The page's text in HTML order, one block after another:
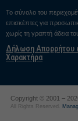
Το σύνολο του
επισκέπτες για
χωρίς τη γραπτή άδεια
Δήλωση Απορρήτου
Χαρακτήρα
Copyright © 2001 –
All Rights Reserved.